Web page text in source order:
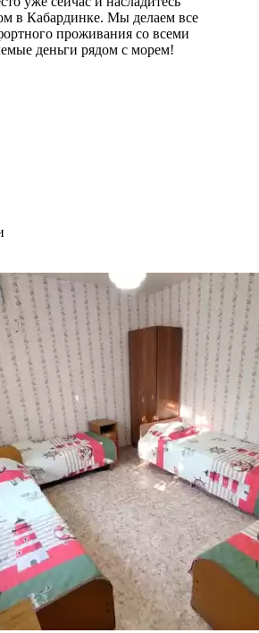
в Кабардинке. Мы делаем все
проживания со всеми
деньги рядом с морем!